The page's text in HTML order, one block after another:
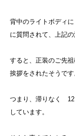
背中のライトボディ
に質問されて、上記
すると、正装のご先
挨拶をされたそうです
つまり、滞りなく
しています。